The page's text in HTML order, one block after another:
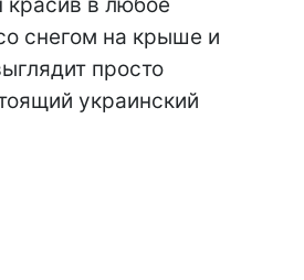
снегом на крыше и
просто
украинский